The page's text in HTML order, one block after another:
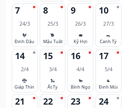
7
24/3
🐓
Đinh Dậu
8
25/3
🐕
Mậu Tuất
9
26/3
🐖
Kỷ Hợi
10
27/3
🐀
Canh Tý
14
2/4
🐉
Giáp Thìn
15
3/4
🐍
Ất Tỵ
16
4/4
🐎
Bính Ngọ
17
5/4
🐐
Đinh Mùi
21 22 23 24